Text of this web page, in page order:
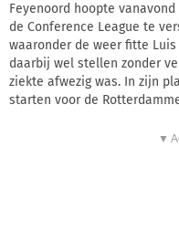
Feyenoord hoopte
de Conference League te
waaronder de weer fitte
daarbij wel stellen zonder
ziekte afwezig was. In zijn
starten voor de
▼